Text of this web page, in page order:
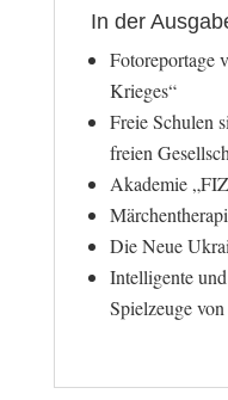
In der
Fotoreportage
Krieges“
Freie Schulen
freien
Akademie
Die Neue
Intelligente
Spielzeuge